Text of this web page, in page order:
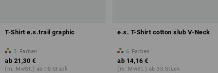
T-Shirt e.s.trail graphic
3 Farben
ab 21,30 €
(m. MwSt.) ab 10 Stück
e.s. T-Shirt cotton slub V-Neck
6 Farben
ab 14,16 €
(m. MwSt.) ab 30 Stück